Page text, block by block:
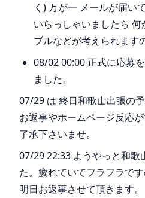
く) 万が一 メールが届い
いらっしゃいましたら
ブルなどが考えられます
08/02 00:00 正式に応募
ました。
07/29 は 終日和歌山出張の
お返事やホームページ反応
了承下さいませ。
07/29 22:33 ようやっと和歌
た。疲れていてフラフラで
明日お返事させて頂きます。